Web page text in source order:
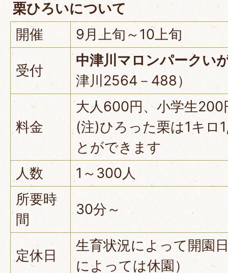
栗ひろいについて
開催
9月上旬～10上旬
受付
中津川マロンパークい
津川2564－488）
料金
大人600円、小学生200
(注)ひろった栗は1キロ
とができます
人数
1～300人
所要時
間
30分～
定休日
生育状況によって開園
によっては休園）